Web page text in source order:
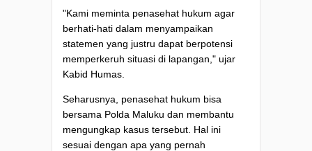
"Kami meminta penasehat hukum agar
berhati-hati dalam menyampaikan
statemen yang justru dapat berpotensi
memperkeruh situasi di lapangan," ujar
Kabid Humas.
Seharusnya, penasehat hukum bisa
bersama Polda Maluku dan membantu
mengungkap kasus tersebut. Hal ini
sesuai dengan apa yang pernah